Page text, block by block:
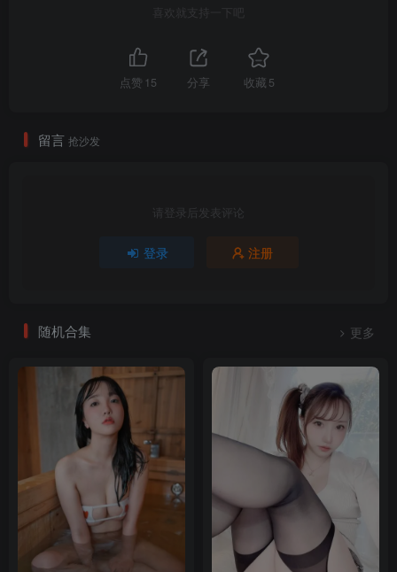
喜欢就支持一下吧
点赞 15 分享 收藏 5
留言 抢沙发
请登录后发表评论
登录 注册
随机合集 更多